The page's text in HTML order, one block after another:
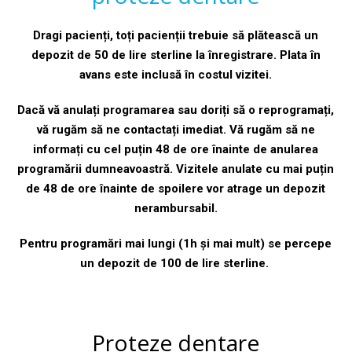
Dragi pacienți, toți pacienții trebuie să plătească un
depozit de 50 de lire sterline la înregistrare. Plata în
avans este inclusă în costul vizitei.
Dacă vă anulați programarea sau doriți să o reprogramați,
vă rugăm să ne contactați imediat. Vă rugăm să ne
informați cu cel puțin 48 de ore înainte de anularea
programării dumneavoastră. Vizitele anulate cu mai puțin
de 48 de ore înainte de spoilere vor atrage un depozit
nerambursabil.
Pentru programări mai lungi (1h și mai mult) se percepe
un depozit de 100 de lire sterline.
Proteze dentare